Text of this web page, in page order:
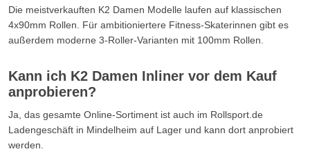
Die meistverkauften K2 Damen Modelle laufen auf klassischen
4x90mm Rollen. Für ambitioniertere Fitness-Skaterinnen gibt es
außerdem moderne 3-Roller-Varianten mit 100mm Rollen.
Kann ich K2 Damen Inliner vor dem Kauf
anprobieren?
Ja, das gesamte Online-Sortiment ist auch im Rollsport.de
Ladengeschäft in Mindelheim auf Lager und kann dort anprobiert
werden.